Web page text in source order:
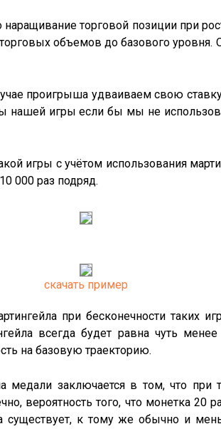
наращивание торговой позиции при
объемов до базового уровня.
проигрыша удваиваем свою
игры если бы мы не
игры с учётом использования
000 раз подряд.
скачать пример
при бесконечности таких
всегда будет равна чуть
на базовую траекторию.
медали заключается в том, что при
вероятность того, что монетка 20
существует, к тому же обычно и